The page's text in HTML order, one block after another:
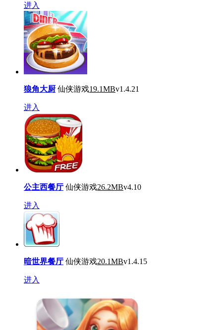
进入
狼角大厨 仙侠游戏19.1MBv1.4.21
进入
公主西餐厅 仙侠游戏26.2MBv4.10
进入
暗世界餐厅 仙侠游戏20.1MBv1.4.15
进入